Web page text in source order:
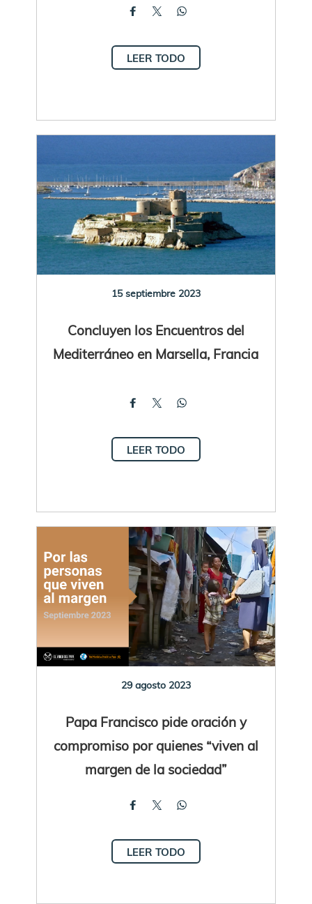
LEER TODO
15 septiembre 2023
Concluyen los Encuentros del
Mediterráneo en Marsella, Francia
LEER TODO
29 agosto 2023
Papa Francisco pide oración y
compromiso por quienes “viven al
margen de la sociedad”
LEER TODO